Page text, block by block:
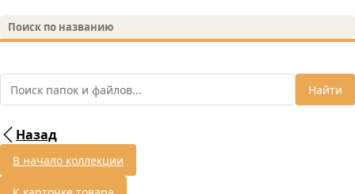
Найти
Назад
В начало коллекции